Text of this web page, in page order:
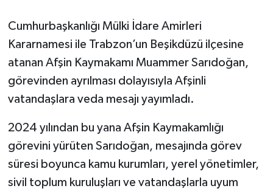
Cumhurbaşkanlığı Mülki İdare Amirleri
Kararnamesi ile Trabzon’un Beşikdüzü ilçesine
atanan Afşin Kaymakamı Muammer Sarıdoğan,
görevinden ayrılması dolayısıyla Afşinli
vatandaşlara veda mesajı yayımladı.
2024 yılından bu yana Afşin Kaymakamlığı
görevini yürüten Sarıdoğan, mesajında görev
süresi boyunca kamu kurumları, yerel yönetimler,
sivil toplum kuruluşları ve vatandaşlarla uyum